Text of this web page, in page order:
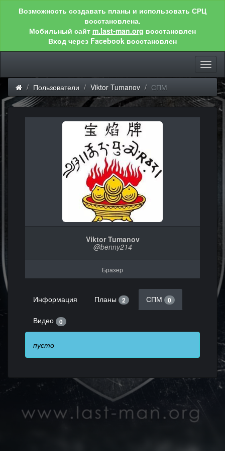
Возможность создавать планы и использовать СРЦ
восстановлена.
Мобильный сайт m.last-man.org восстановлен
Вход через Facebook восстановлен
Пользователи
Viktor Tumanov СПМ
Viktor Tumanov
@benny214
Бразер
Информация Планы 2 СПМ 0
Видео 0
пусто